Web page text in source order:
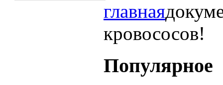
главная
кровососов!
Популярное